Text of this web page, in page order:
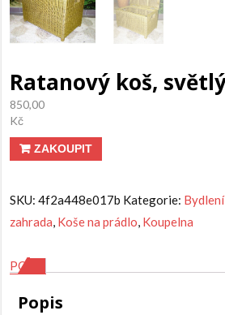
Ratanový koš,
850,00
Kč
ZAKOUPIT
SKU:4f2a448e017b Kategorie:
zahrada, Koše na prádlo, Koupelna
POPIS
Popis